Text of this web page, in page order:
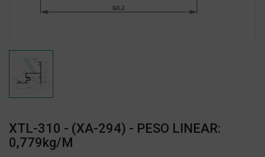
XTL-310 - (XA-294) - PESO LINEAR:
0,779kg/m